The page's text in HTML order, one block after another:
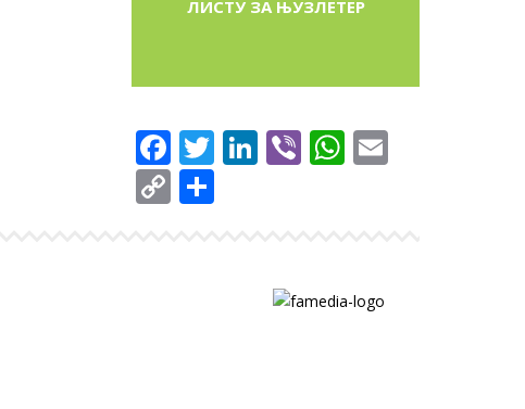
ЛИСТУ ЗА ЊУЗЛЕТЕР
Facebook
Twitter
LinkedIn
ViberWhatsApp
Copy